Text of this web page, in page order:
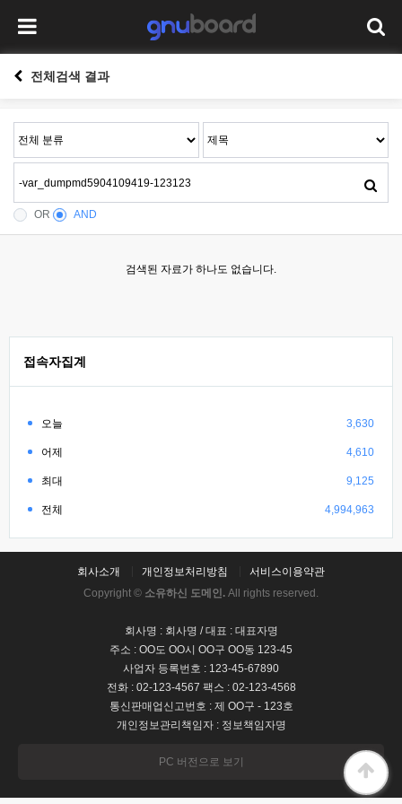
전체검색 결과
OR AND
검색된 자료가 하나도 없습니다.
접속자집계
오늘 3,630
어제 4,610
최대 9,125
전체 4,994,963
회사소개 개인정보처리방침
서비스이용약관
Copyright © 소유하신 도메인. All rights reserved.
회사명 : 회사명 / 대표 : 대표자명
주소 : OO도 OO시 OO구 OO동 123-45
사업자 등록번호 : 123-45-67890
전화 : 02-123-4567 팩스 : 02-123-4568
통신판매업신고번호 : 제 OO구 - 123호
개인정보관리책임자 : 정보책임자명
PC 버전으로 보기